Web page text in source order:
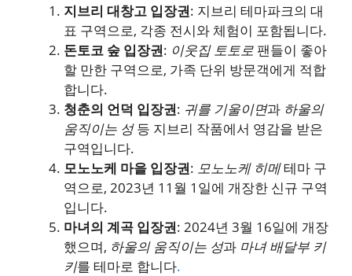
지브리 대창고 입장권: 지브리 테마파크의 대
표 구역으로, 각종 전시와 체험이 포함됩니다.
돈토코 숲 입장권: 이웃집 토토로 팬들이 좋아
할 만한 구역으로, 가족 단위 방문객에게 적합
합니다.
청춘의 언덕 입장권: 귀를 기울이면과 하울의
움직이는 성등 지브리 작품에서 영감을 받은
구역입니다.
모노노케 마을 입장권: 모노노케 히메테마 구
역으로, 2023년 11월 1일에 개장한 신규 구역
입니다​.
마녀의 계곡 입장권: 2024년 3월 16일에 개장
했으며, 하울의 움직이는 성과 마녀 배달부 키
키를 테마로 합니다​.